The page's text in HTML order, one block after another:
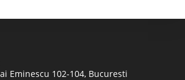
Eminescu 102-104, Bucuresti